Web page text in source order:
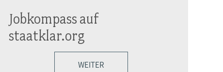
Jobkompass auf
staatklar.org
WEITER